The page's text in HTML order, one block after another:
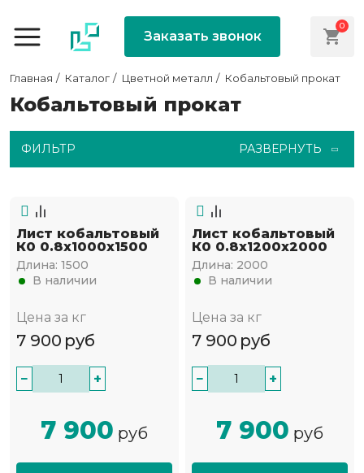
Заказать звонок
0
Главная Каталог Цветной металл Кобальтовый прокат
Кобальтовый прокат
ФИЛЬТР РАЗВЕРНУТЬ
Лист кобальтовый
К0 0.8x1000x1500
Длина: 1500
В наличии
Цена за кг
7 900 руб
− +
7 900 руб
Лист кобальтовый
К0 0.8x1200x2000
Длина: 2000
В наличии
Цена за кг
7 900 руб
− +
7 900 руб